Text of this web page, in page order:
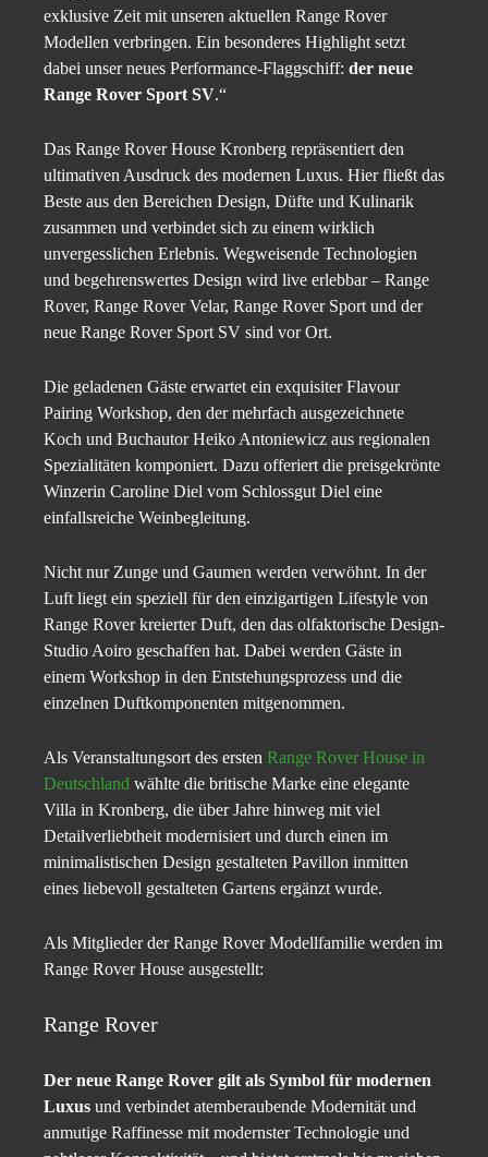
exklusive Zeit mit unseren aktuellen Range Rover
Modellen verbringen. Ein besonderes Highlight setzt
dabei unser neues Performance-Flaggschiff: der neue
Range Rover Sport SV.“
Das Range Rover House Kronberg repräsentiert den
ultimativen Ausdruck des modernen Luxus. Hier fließt das
Beste aus den Bereichen Design, Düfte und Kulinarik
zusammen und verbindet sich zu einem wirklich
unvergesslichen Erlebnis. Wegweisende Technologien
und begehrenswertes Design wird live erlebbar – Range
Rover, Range Rover Velar, Range Rover Sport und der
neue Range Rover Sport SV sind vor Ort.
Die geladenen Gäste erwartet ein exquisiter Flavour
Pairing Workshop, den der mehrfach ausgezeichnete
Koch und Buchautor Heiko Antoniewicz aus regionalen
Spezialitäten komponiert. Dazu offeriert die preisgekrönte
Winzerin Caroline Diel vom Schlossgut Diel eine
einfallsreiche Weinbegleitung.
Nicht nur Zunge und Gaumen werden verwöhnt. In der
Luft liegt ein speziell für den einzigartigen Lifestyle von
Range Rover kreierter Duft, den das olfaktorische Design-
Studio Aoiro geschaffen hat. Dabei werden Gäste in
einem Workshop in den Entstehungsprozess und die
einzelnen Duftkomponenten mitgenommen.
Als Veranstaltungsort des ersten Range Rover House in
Deutschland wählte die britische Marke eine elegante
Villa in Kronberg, die über Jahre hinweg mit viel
Detailverliebtheit modernisiert und durch einen im
minimalistischen Design gestalteten Pavillon inmitten
eines liebevoll gestalteten Gartens ergänzt wurde.
Als Mitglieder der Range Rover Modellfamilie werden im
Range Rover House ausgestellt:
Range Rover
Der neue Range Rover gilt als Symbol für modernen
Luxus und verbindet atemberaubende Modernität und
anmutige Raffinesse mit modernster Technologie und